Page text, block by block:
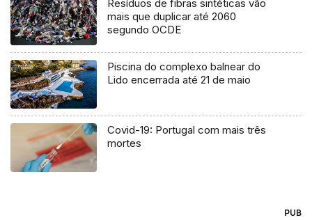
Resíduos de fibras sintéticas vão
mais que duplicar até 2060
segundo OCDE
Piscina do complexo balnear do
Lido encerrada até 21 de maio
Covid-19: Portugal com mais três
mortes
PUB